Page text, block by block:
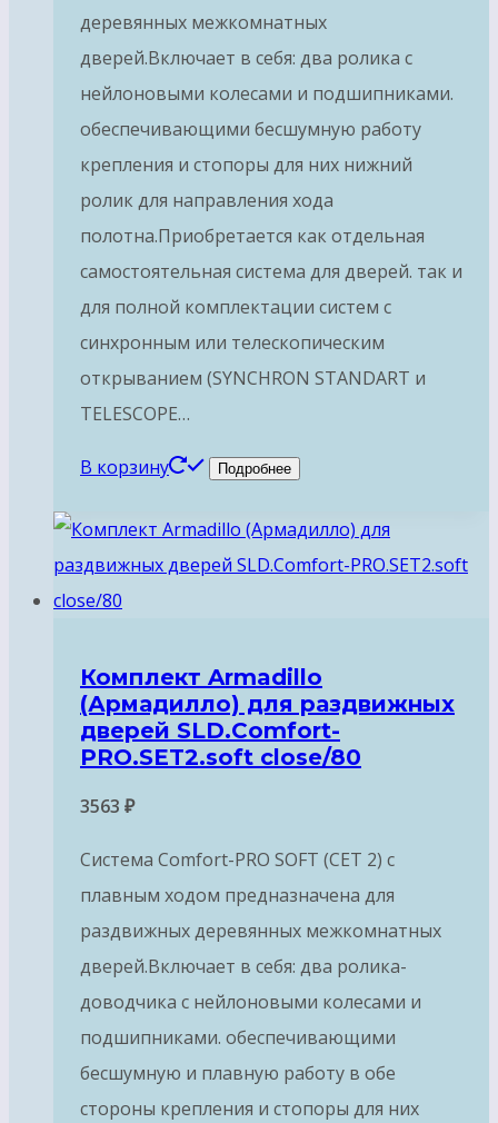
деревянных межкомнатных
дверей.Включает в себя: два ролика с
нейлоновыми колесами и подшипниками.
обеспечивающими бесшумную работу
крепления и стопоры для них нижний
ролик для направления хода
полотна.Приобретается как отдельная
самостоятельная система для дверей. так и
для полной комплектации систем с
синхронным или телескопическим
открыванием (SYNCHRON STANDART и
TELESCOPE…
В корзину Подробнее
Комплект Armadillo
(Армадилло) для раздвижных
дверей SLD.Comfort-
PRO.SET2.soft close/80
3563 ₽
Система Comfort-PRO SOFT (СЕТ 2) с
плавным ходом предназначена для
раздвижных деревянных межкомнатных
дверей.Включает в себя: два ролика-
доводчика с нейлоновыми колесами и
подшипниками. обеспечивающими
бесшумную и плавную работу в обе
стороны крепления и стопоры для них